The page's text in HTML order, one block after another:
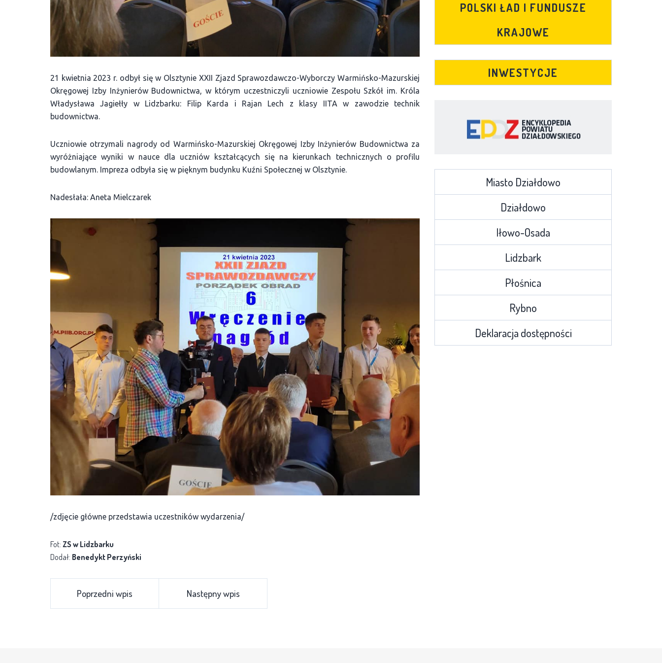
21 kwietnia 2023 r. odbył się w Olsztynie XXII Zjazd Sprawozdawczo-Wyborczy Warmińsko-Mazurskiej
Okręgowej Izby Inżynierów Budownictwa, w którym uczestniczyli uczniowie Zespołu Szkół im. Króla
Władysława Jagiełły w Lidzbarku: Filip Karda i Rajan Lech z klasy IITA w zawodzie technik
budownictwa.
Uczniowie otrzymali nagrody od Warmińsko-Mazurskiej Okręgowej Izby Inżynierów Budownictwa za
wyróżniające wyniki w nauce dla uczniów kształcących się na kierunkach technicznych o profilu
budowlanym. Impreza odbyła się w pięknym budynku Kuźni Społecznej w Olsztynie.
Nadesłała: Aneta Mielczarek
/zdjęcie główne przedstawia uczestników wydarzenia/
Fot: ZS w Lidzbarku
Dodał: Benedykt Perzyński
Poprzedni wpis Następny wpis
POLSKI ŁAD I FUNDUSZE
KRAJOWE
INWESTYCJE
Miasto Działdowo
Działdowo
Iłowo-Osada
Lidzbark
Płośnica
Rybno
Deklaracja dostępności